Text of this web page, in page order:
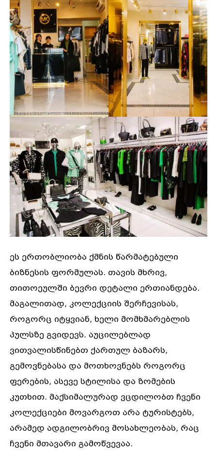
ეს ერთობლიობა ქმნის წარმატებული
ბიზნესის ფორმულას. თავის მხრივ,
თითოეულში ბევრი დეტალი ერთიანდება.
მაგალითად, კოლექციის შერჩევისას,
როგორც იტყვიან, ხელი მომხმარებლის
პულსზე გვიდევს. აუცილებლად
ვითვალისწინებთ ქართულ ბაზარს,
გემოვნებასა და მოთხოვნებს როგორც
ფერების, ასევე სტილისა და ზომების
კუთხით. მაქსიმალურად ვცდილობთ ჩვენი
კოლექციები მოვარგოთ არა ტურისტებს,
არამედ ადგილობრივ მოსახლეობას, რაც
ჩვენი მთავარი გამოწვევაა.